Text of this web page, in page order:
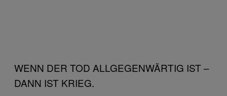
WENN DER TOD ALLGEGENWÄRTIG IST –
DANN IST KRIEG.